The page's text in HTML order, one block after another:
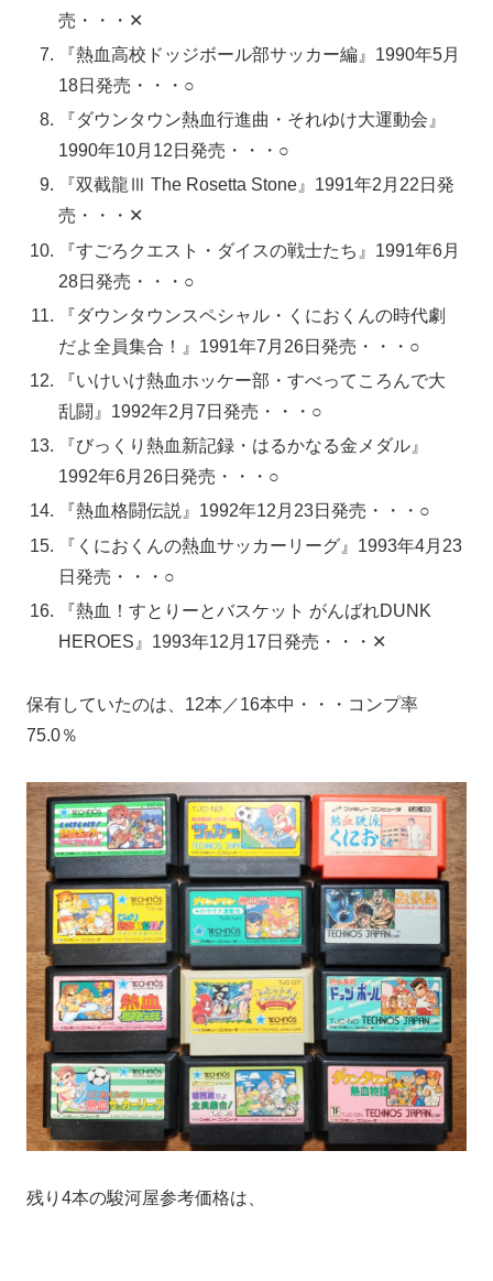
売・・・✕
『熱血高校ドッジボール部サッカー編』1990年5月
18日発売・・・○
『ダウンタウン熱血行進曲・それゆけ大運動会』
1990年10月12日発売・・・○
『双截龍Ⅲ The Rosetta Stone』1991年2月22日発
売・・・✕
『すごろクエスト・ダイスの戦士たち』1991年6月
28日発売・・・○
『ダウンタウンスペシャル・くにおくんの時代劇
だよ全員集合！』1991年7月26日発売・・・○
『いけいけ熱血ホッケー部・すべってころんで大
乱闘』1992年2月7日発売・・・○
『びっくり熱血新記録・はるかなる金メダル』
1992年6月26日発売・・・○
『熱血格闘伝説』1992年12月23日発売・・・○
『くにおくんの熱血サッカーリーグ』1993年4月23
日発売・・・○
『熱血！すとりーとバスケット がんばれDUNK
HEROES』1993年12月17日発売・・・✕
保有していたのは、12本／16本中・・・コンプ率
75.0％
残り4本の駿河屋参考価格は、